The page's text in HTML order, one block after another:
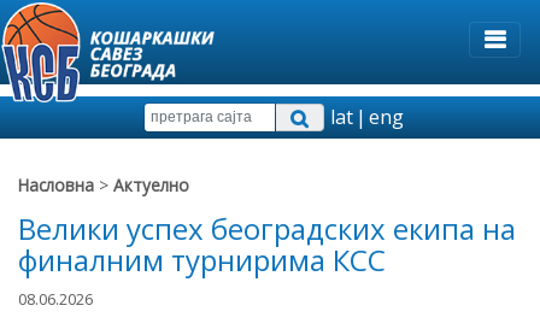
lat|eng
Насловна > Актуелно
Велики успех београдских екипа на
финалним турнирима КСС
08.06.2026